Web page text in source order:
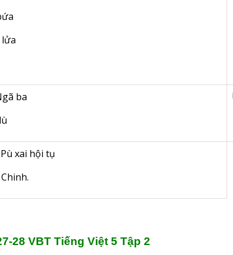
ba
xai hội tụ
28 VBT Tiếng Việt 5 Tập 2